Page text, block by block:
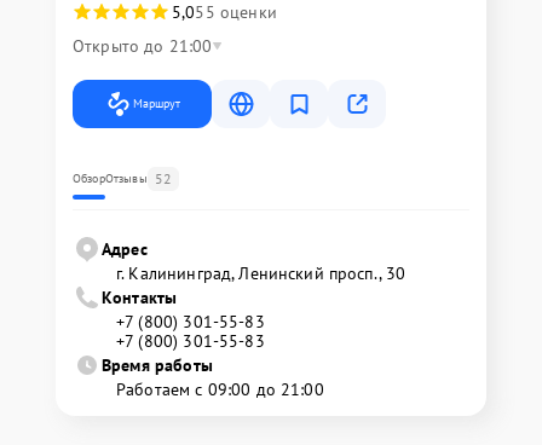
5,055 оценки
Открыто до 21:00
Маршрут
ОбзорОтзывы 52
Адрес
г. Калининград, Ленинский просп., 30
Контакты
+7 (800) 301-55-83
+7 (800) 301-55-83
Время работы
Работаем с 09:00 до 21:00